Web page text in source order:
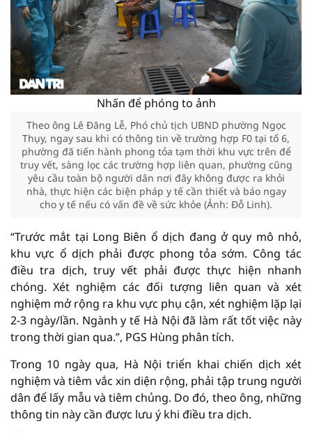
Nhấn để phóng to ảnh
Theo ông Lê Đăng Lễ, Phó chủ tịch UBND phường Ngọc
Thụy, ngay sau khi có thông tin về trường hợp F0 tại tổ 6,
phường đã tiến hành phong tỏa tạm thời khu vực trên để
truy vết, sàng lọc các trường hợp liên quan, phường cũng
yêu cầu toàn bộ người dân nơi đây không được ra khỏi
nhà, thực hiện các biện pháp y tế cần thiết và báo ngay
cho y tế nếu có vấn đề về sức khỏe (Ảnh: Đỗ Linh).
“Trước mắt tại Long Biên ổ dịch đang ở quy mô nhỏ,
khu vực ổ dịch phải được phong tỏa sớm. Công tác
điều tra dịch, truy vết phải được thực hiện nhanh
chóng. Xét nghiệm các đối tượng liên quan và xét
nghiệm mở rộng ra khu vực phụ cận, xét nghiệm lặp lại
2-3 ngày/lần. Ngành y tế Hà Nội đã làm rất tốt việc này
trong thời gian qua.”, PGS Hùng phân tích.
Trong 10 ngày qua, Hà Nội triển khai chiến dịch xét
nghiệm và tiêm vắc xin diện rộng, phải tập trung người
dân để lấy mẫu và tiêm chủng. Do đó, theo ông, những
thông tin này cần được lưu ý khi điều tra dịch.